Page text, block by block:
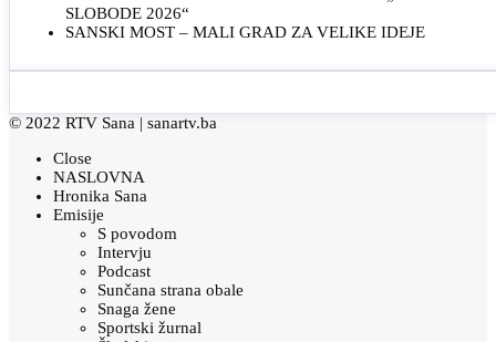
SLOBODE 2026“
SANSKI MOST – MALI GRAD ZA VELIKE IDEJE
© 2022 RTV Sana | sanartv.ba
Close
NASLOVNA
Hronika Sana
Emisije
S povodom
Intervju
Podcast
Sunčana strana obale
Snaga žene
Sportski žurnal